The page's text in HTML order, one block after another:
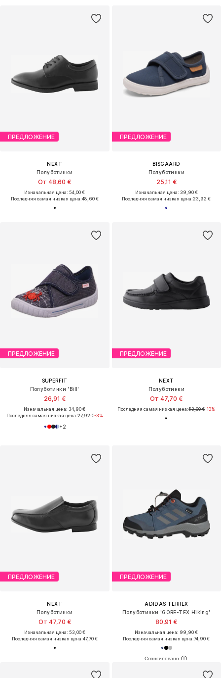
ПРЕДЛОЖЕНИЕ
NEXT
Полуботинки
От 48,60 €
Изначальная цена: 54,00 €
Последняя самая низкая цена:48,60 €
ПРЕДЛОЖЕНИЕ
BISGAARD
Полуботинки
25,11 €
Изначальная цена: 39,90 €
Последняя самая низкая цена:23,92 €
ПРЕДЛОЖЕНИЕ
SUPERFIT
Полуботинки 'Bill'
26,91 €
Изначальная цена: 34,90 €
Последняя самая низкая цена:27,92 €-3%
+2
ПРЕДЛОЖЕНИЕ
NEXT
Полуботинки
От 47,70 €
Последняя самая низкая цена:53,00 €-10%
ПРЕДЛОЖЕНИЕ
NEXT
Полуботинки
От 47,70 €
Изначальная цена: 53,00 €
Последняя самая низкая цена:47,70 €
ПРЕДЛОЖЕНИЕ
ADIDAS TERREX
Полуботинки 'GORE-TEX Hiking'
80,91 €
Изначальная цена: 99,90 €
Последняя самая низкая цена:74,90 €